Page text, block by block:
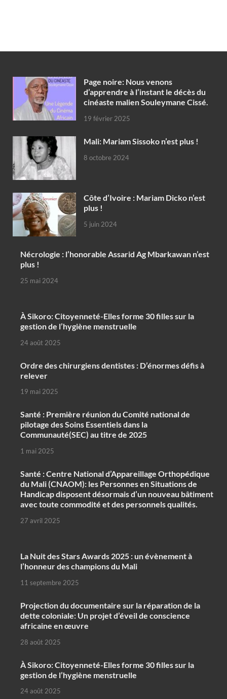
Page noire: Nous venons
d’apprendre à l’instant le décès du
cinéaste malien Souleymane Cissé.
19 février 2025
Mali: Mariam Sissoko n’est plus !
8 octobre 2024
Côte d’Ivoire : Mariam Dicko n’est
plus !
5 juin 2024
Nécrologie : l’honorable Assarid Ag Mbarkawan n’est
plus !
25 mai 2024
À Sikoro: Citoyenneté-Elles forme 30 filles sur la
gestion de l’hygiène menstruelle
24 août 2025
Ordre des chirurgiens dentistes : D’énormes défis à
relever
19 mai 2025
Santé : Première réunion du Comité national de
pilotage des Soins Essentiels dans la
Communauté(SEC) au titre de 2025
1 mai 2025
Santé : Centre National d’Appareillage Orthopédique
du Mali (CNAOM): les Personnes en Situations de
Handicap disposent désormais d’un nouveau bâtiment
avec toute commodité et des personnels qualités.
27 avril 2025
‎La Nuit des Stars Awards 2025 : un évènement à
l’honneur des champions du Mali
11 septembre 2025
Projection du documentaire sur la réparation de la
dette coloniale: Un projet d’éveil de conscience
africaine en œuvre‎
28 août 2025
À Sikoro: Citoyenneté-Elles forme 30 filles sur la
gestion de l’hygiène menstruelle
24 août 2025